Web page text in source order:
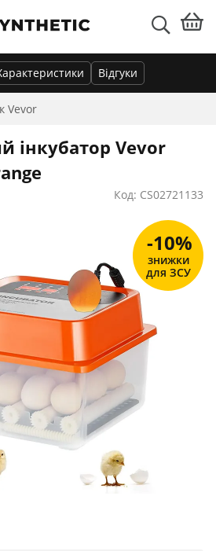
Vevor
Відгуки
інкубатор Vevor
Код: CS02721133
-10%
знижки
для ЗСУ